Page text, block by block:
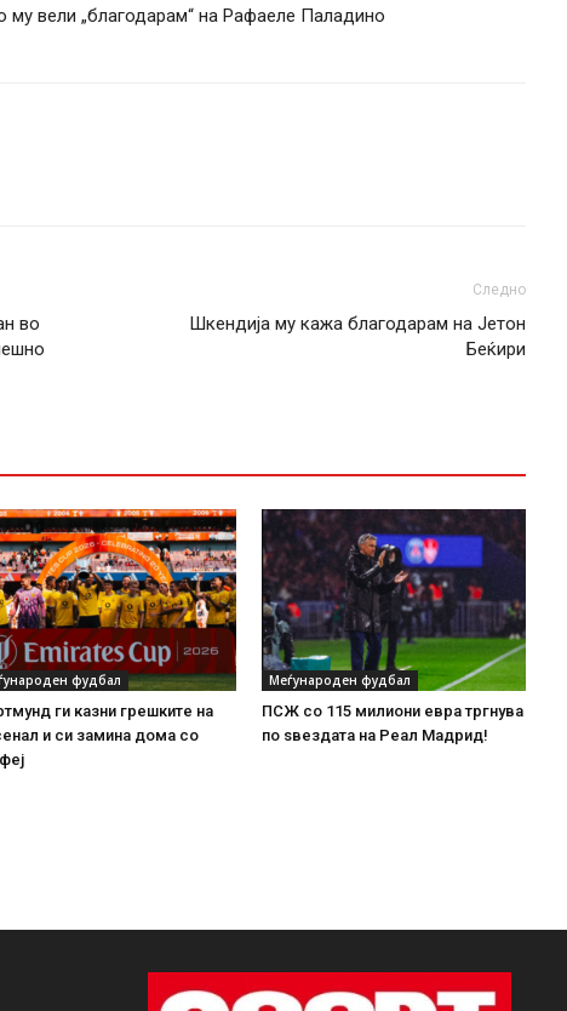
му вели „благодарам“ на Рафаеле Паладино
во
Следно
Шкендија му кажа благодарам на Јетон
Беќири
фудбал
ги казни грешките на
и си замина дома со
Меѓународен фудбал
ПСЖ со 115 милиони евра тргнува
по ѕвездата на Реал Мадрид!